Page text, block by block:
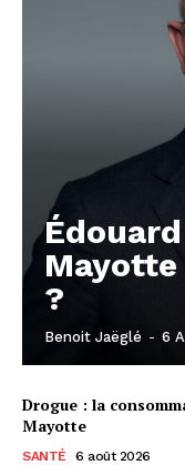
?
Benoit Jaëglé - 6
Drogue : la
Mayotte
SANTÉ 6 août 2026